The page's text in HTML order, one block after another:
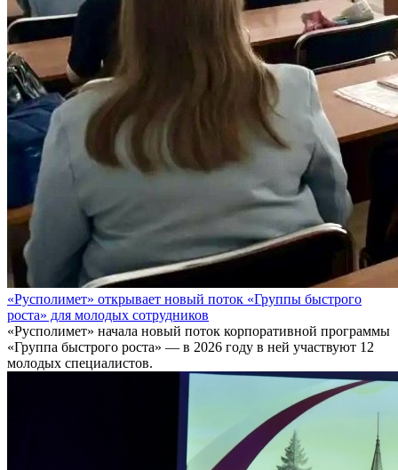
«Русполимет» открывает новый поток «Группы быстрого
роста» для молодых сотрудников
«Русполимет» начала новый поток корпоративной программы
«Группа быстрого роста» — в 2026 году в ней участвуют 12
молодых специалистов.